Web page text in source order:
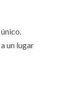
un lugar